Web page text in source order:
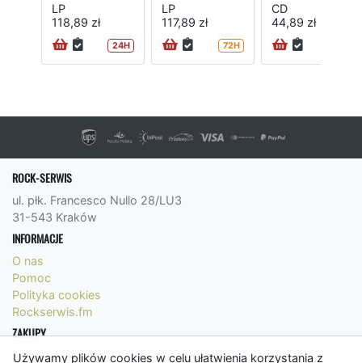
Używamy plików cookies w celu ułatwienia korzystania z
LP
118,89 zł
24H
LP
117,89 zł
72H
CD
44,89 zł
ROCK-SERWIS
ul. płk. Francesco Nullo 28/LU3
31-543 Kraków
INFORMACJE
O nas
Pomoc
Polityka cookies
Rockserwis.fm
ZAKUPY
Formy płatności